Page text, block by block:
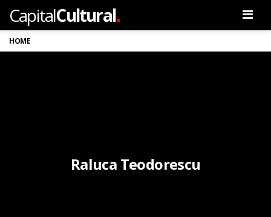
CapitalCultural.
HOME
Raluca Teodorescu